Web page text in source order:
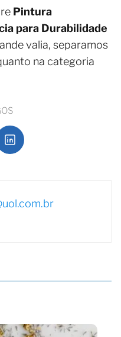
Pintura
para Durabilidade
valia, separamos
na categoria